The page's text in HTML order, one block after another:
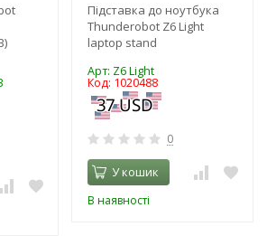
Підставка до ноутбука
Thunderobot Z6 Light
laptop stand
Арт: Z6 Light
Код: 1020488
0
У кошик
В наявності